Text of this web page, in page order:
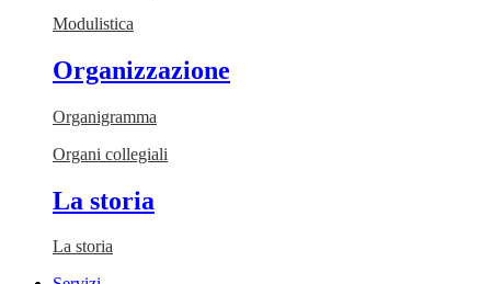
Modulistica
Organizzazione
Organigramma
Organi collegiali
La storia
La storia